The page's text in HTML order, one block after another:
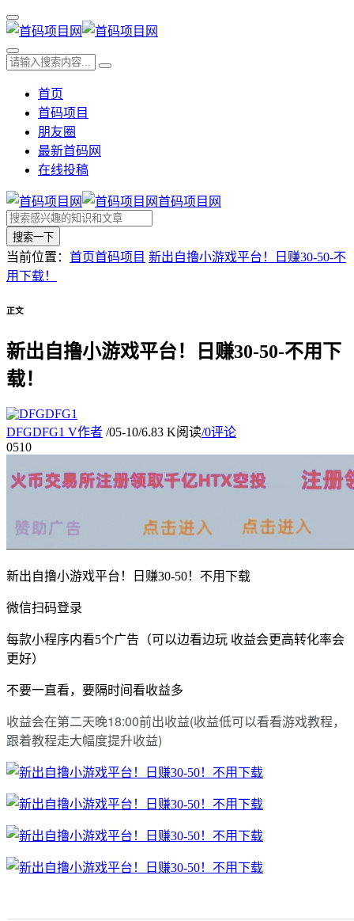
首页
首码项目
朋友圈
最新首码网
在线投稿
首码项目网
搜索一下
当前位置： 首页首码项目 新出自撸小游戏平台！日赚30-50-不
用下载！
正文
新出自撸小游戏平台！日赚30-50-不用下
载！
DFGDFG1 V作者 /05-10/6.83 K阅读/0评论
0510
新出自撸小游戏平台！日赚30-50！不用下载
微信扫码登录
每款小程序内看5个广告（可以边看边玩 收益会更高转化率会
更好）
不要一直看，要隔时间看收益多
收益会在第二天晚18:00前出收益(收益低可以看看游戏教程，
跟着教程走大幅度提升收益)